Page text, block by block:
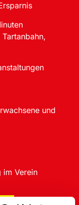
und
im Verein